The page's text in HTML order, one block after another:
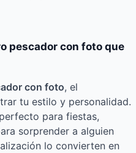
pescador con foto que
con foto, el
tu estilo y personalidad.
para fiestas,
sorprender a alguien
lo convierten en